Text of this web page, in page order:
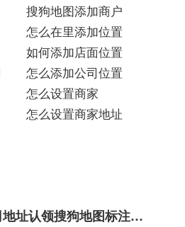
搜狗地图添加商户
怎么在里添加位置
如何添加店面位置
怎么添加公司位置
怎么设置商家
怎么设置商家地址
址认领搜狗地图标注多